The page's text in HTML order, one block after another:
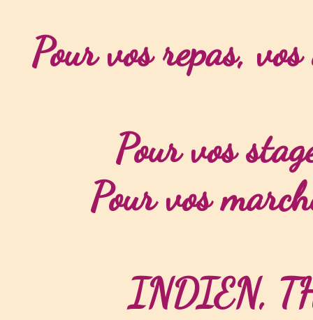
Pour vos repas,
Pour vos
Pour vos
INDIEN,